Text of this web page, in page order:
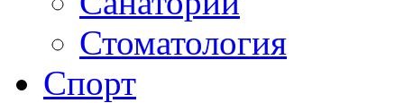
Стоматология
Спорт